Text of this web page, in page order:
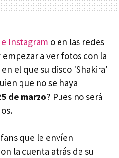
Instagram o en las redes
a ver fotos con la
el que su disco 'Shakira'
que no se haya
de marzo? Pues no será
que le envíen
la cuenta atrás de su